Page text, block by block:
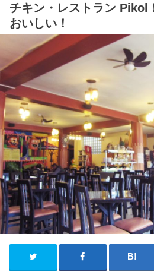
チキン・レストラン Pikol
おいしい！